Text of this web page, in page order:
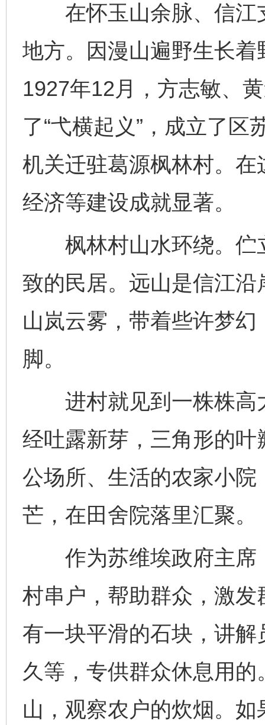
在怀玉山余脉、信江
地方。因漫山遍野生长
1927年12月，方志敏、
了“弋横起义”，成立了
机关迁驻葛源枫林村。
经济等建设成就显著。
枫林村山水环绕。伫
致的民居。远山是信江
山岚云雾，带着些许梦
脚。
进村就见到一株株高
经吐露新芽，三角形的
公场所、生活的农家小
芒，在田舍院落里汇聚。
作为苏维埃政府主席
村串户，帮助群众，激
有一块平滑的石块，讲
久等，专供群众休息用
山，观察农户的炊烟。